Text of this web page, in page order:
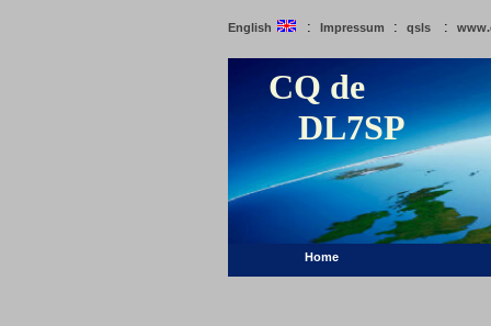
English : Impressum : qsls :
CQ de
DL7SP
Home